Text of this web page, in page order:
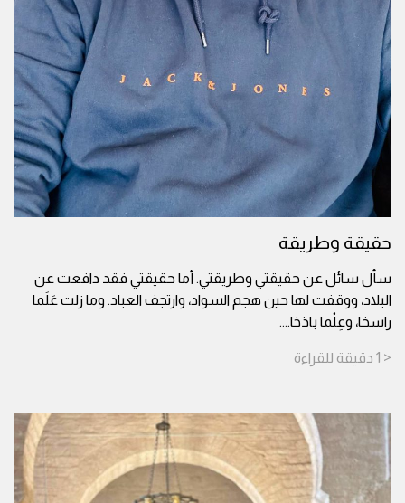
حقيقة وطريقة
سأل سائل عن حقيقتي وطريقتي. أما حقيقتي فقد دافعت عن
البلاد، ووقفت لها حين هجم السواد، وارتجف العباد. وما زلت عَلَما
راسخا، وعِلْما باذخا....
< 1 دقيقة للقراءة